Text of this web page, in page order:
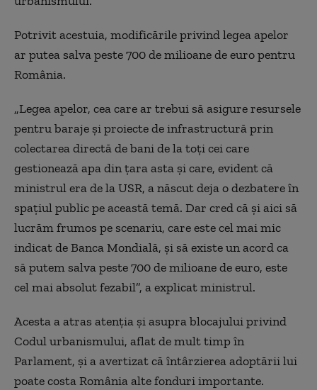
Potrivit acestuia, modificările privind legea apelor
ar putea salva peste 700 de milioane de euro pentru
România.
„Legea apelor, cea care ar trebui să asigure resursele
pentru baraje și proiecte de infrastructură prin
colectarea directă de bani de la toți cei care
gestionează apa din țara asta și care, evident că
ministrul era de la USR, a născut deja o dezbatere în
spațiul public pe această temă. Dar cred că și aici să
lucrăm frumos pe scenariu, care este cel mai mic
indicat de Banca Mondială, și să existe un acord ca
să putem salva peste 700 de milioane de euro, este
cel mai absolut fezabil”, a explicat ministrul.
Acesta a atras atenția și asupra blocajului privind
Codul urbanismului, aflat de mult timp în
Parlament, și a avertizat că întârzierea adoptării lui
poate costa România alte fonduri importante.